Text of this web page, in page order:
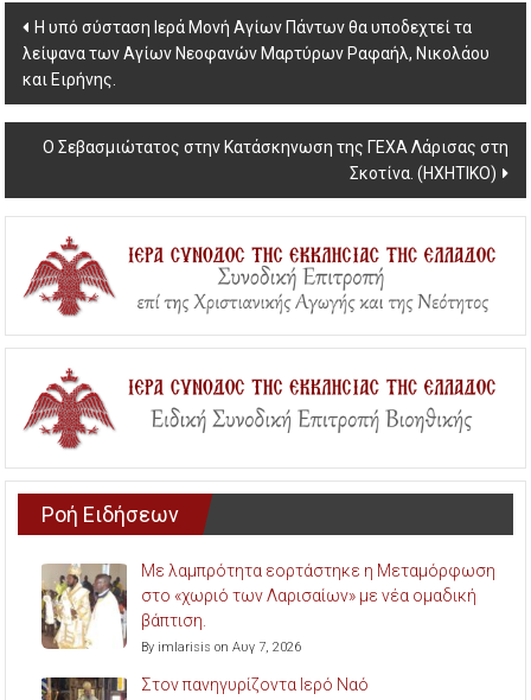
Post
navigation
Η υπό σύσταση Ιερά Μονή Αγίων Πάντων θα υποδεχτεί τα
λείψανα των Αγίων Νεοφανών Μαρτύρων Ραφαήλ, Νικολάου
και Ειρήνης.
Ο Σεβασμιώτατος στην Κατάσκηνωση της ΓΕΧΑ Λάρισας στη
Σκοτίνα. (ΗΧΗΤΙΚΟ)
Ροή Ειδήσεων
Με λαμπρότητα εορτάστηκε η Μεταμόρφωση
στο «χωριό των Λαρισαίων» με νέα ομαδική
βάπτιση.
By imlarisis on Αυγ 7, 2026
Στον πανηγυρίζοντα Ιερό Ναό